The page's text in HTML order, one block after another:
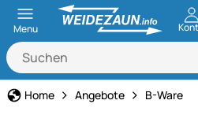
Menu
Home Angebote B-Ware